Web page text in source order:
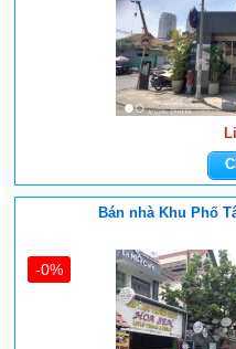
Bán nhà Khu Phố
-0%